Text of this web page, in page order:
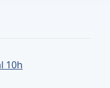
10h